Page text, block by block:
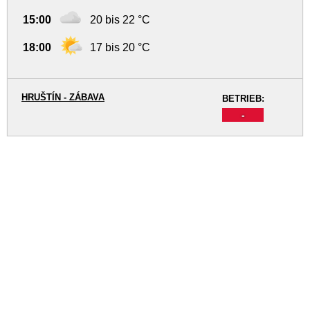
15:00 20 bis 22 °C
18:00 17 bis 20 °C
BETRIEB:
-
HRUŠTÍN - ZÁBAVA